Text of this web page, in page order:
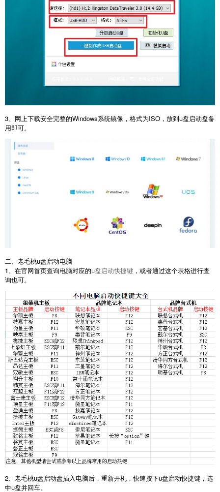
3、网上下载安全完整的Windows系统镜像，格式为ISO，放到u盘启动盘备
用即可。
二、老毛桃u盘启动电脑
1、在官网首页查询电脑对应的u盘启动快捷键 ，或者通过这个表格进行查
询也可。
2、老毛桃u盘启动盘插入电脑后，重新开机，快速按下u盘启动快捷键，选
中u盘并回车。